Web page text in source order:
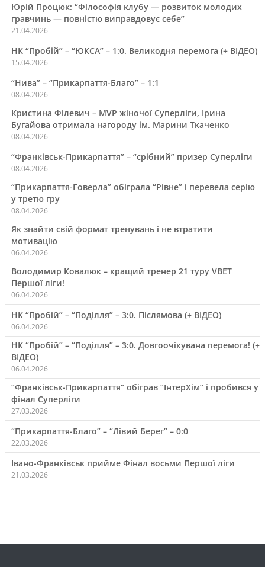
Юрій Процюк: “Філософія клубу — розвиток молодих
гравчинь — повністю виправдовує себе”
21.04.2026
НК “Пробій” – “ЮКСА” – 1:0. Великодня перемога (+ ВІДЕО)
15.04.2026
“Нива” – “Прикарпаття-Благо” – 1:1
08.04.2026
Кристина Філевич – MVP жіночої Суперліги, Ірина
Бугайова отримала нагороду ім. Марини Ткаченко
08.04.2026
“Франківськ-Прикарпаття” – “срібний” призер Суперліги
08.04.2026
“Прикарпаття-Говерла” обіграла “Рівне” і перевела серію
у третю гру
08.04.2026
Як знайти свій формат тренувань і не втратити
мотивацію
06.04.2026
Володимир Ковалюк – кращий тренер 21 туру VBET
Першої ліги!
06.04.2026
НК “Пробій” – “Поділля” – 3:0. Післямова (+ ВІДЕО)
06.04.2026
НК “Пробій” – “Поділля” – 3:0. Довгоочікувана перемога! (+
ВІДЕО)
06.04.2026
“Франківськ-Прикарпаття” обіграв “ІнтерХім” і пробився у
фінал Суперліги
27.03.2026
“Прикарпаття-Благо” – “Лівий Берег” – 0:0
22.03.2026
Івано-Франківськ прийме Фінал восьми Першої ліги
21.03.2026